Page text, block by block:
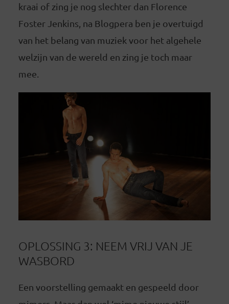
kraai of zing je nog slechter dan Florence
Foster Jenkins, na Blogpera ben je overtuigd
van het belang van muziek voor het algehele
welzijn van de wereld en zing je toch maar
mee.
OPLOSSING 3: NEEM VRIJ VAN JE
WASBORD
Een voorstelling gemaakt en gespeeld door